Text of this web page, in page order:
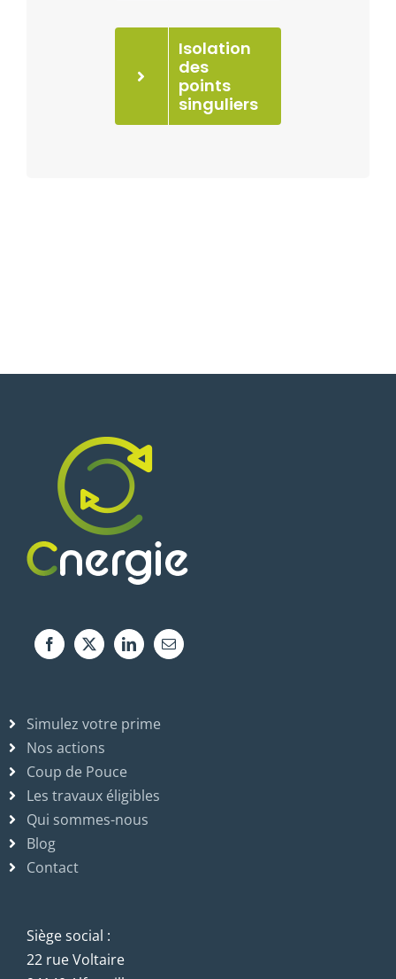
Isolation
des
points
singuliers
Simulez votre prime
Nos actions
Coup de Pouce
Les travaux éligibles
Qui sommes-nous
Blog
Contact
Siège social :
22 rue Voltaire